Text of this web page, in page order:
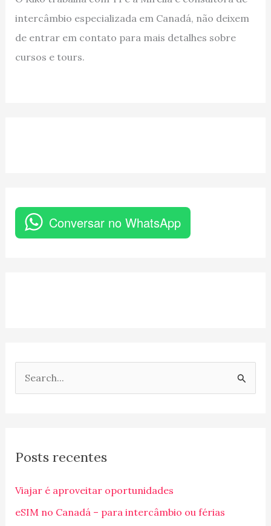
intercâmbio especializada em Canadá, não deixem
de entrar em contato para mais detalhes sobre
cursos e tours.
Conversar no WhatsApp
u
s
a
Posts recentes
Viajar é aproveitar oportunidades
eSIM no Canadá – para intercâmbio ou férias